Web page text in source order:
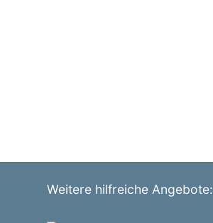
Weitere hilfreiche Angebote: